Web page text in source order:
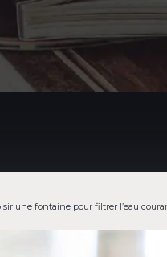
une fontaine pour filtrer l’eau